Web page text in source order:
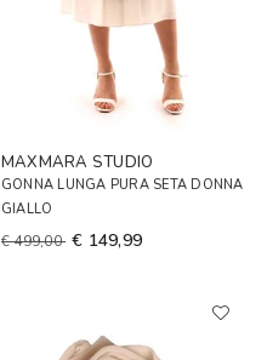
MAXMARA STUDIO
GONNA LUNGA PURA SETA DONNA
GIALLO
€ 499,00 € 149,99